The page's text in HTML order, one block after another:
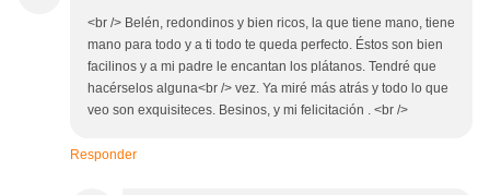
<br /> Belén, redondinos y bien ricos, la que tiene mano, tiene
mano para todo y a ti todo te queda perfecto. Éstos son bien
facilinos y a mi padre le encantan los plátanos. Tendré que
hacérselos alguna<br /> vez. Ya miré más atrás y todo lo que
veo son exquisiteces. Besinos, y mi felicitación . <br />
Responder